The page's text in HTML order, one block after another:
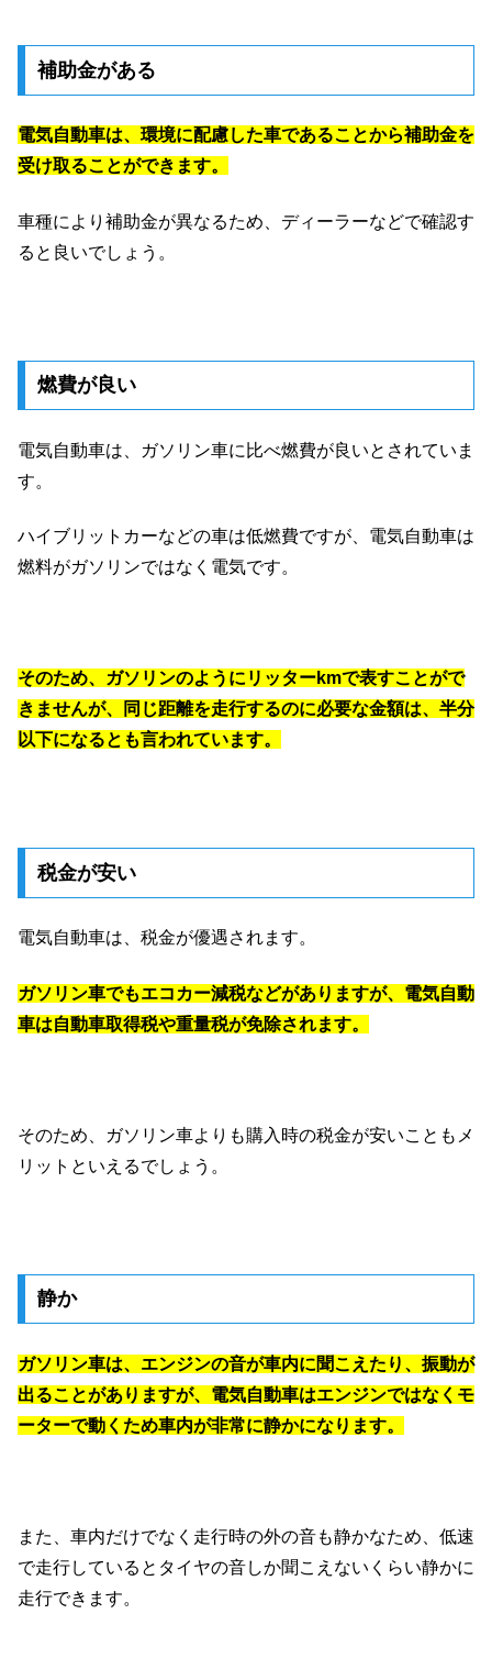
補助金がある
電気自動車は、環境に配慮した車であることから補助金を
受け取ることができます。
車種により補助金が異なるため、ディーラーなどで確認す
ると良いでしょう。
燃費が良い
電気自動車は、ガソリン車に比べ燃費が良いとされていま
す。
ハイブリットカーなどの車は低燃費ですが、電気自動車は
燃料がガソリンではなく電気です。
そのため、ガソリンのようにリッターkmで表すことがで
きませんが、同じ距離を走行するのに必要な金額は、半分
以下になるとも言われています。
税金が安い
電気自動車は、税金が優遇されます。
ガソリン車でもエコカー減税などがありますが、電気自動
車は自動車取得税や重量税が免除されます。
そのため、ガソリン車よりも購入時の税金が安いこともメ
リットといえるでしょう。
静か
ガソリン車は、エンジンの音が車内に聞こえたり、振動が
出ることがありますが、電気自動車はエンジンではなくモ
ーターで動くため車内が非常に静かになります。
また、車内だけでなく走行時の外の音も静かなため、低速
で走行しているとタイヤの音しか聞こえないくらい静かに
走行できます。